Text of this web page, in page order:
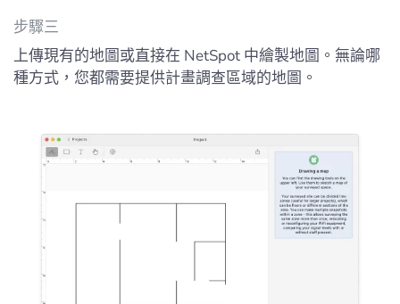
步驟三
上傳現有的地圖或直接在 NetSpot 中繪製地圖。無論哪
種方式，您都需要提供計畫調查區域的地圖。